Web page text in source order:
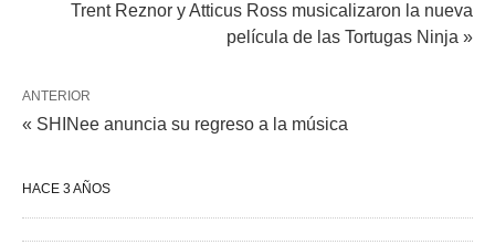
Trent Reznor y Atticus Ross musicalizaron la nueva
película de las Tortugas Ninja »
ANTERIOR
« SHINee anuncia su regreso a la música
HACE 3 AÑOS